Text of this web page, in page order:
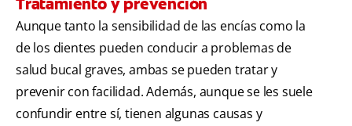
Tratamiento y prevención
Aunque tanto la sensibilidad de las encías como la
de los dientes pueden conducir a problemas de
salud bucal graves, ambas se pueden tratar y
prevenir con facilidad. Además, aunque se les suele
confundir entre sí, tienen algunas causas y